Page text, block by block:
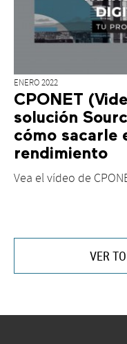
ENERO 2022
CPONET
solución
cómo sacarle
rendimiento
Vea el vídeo de
VER